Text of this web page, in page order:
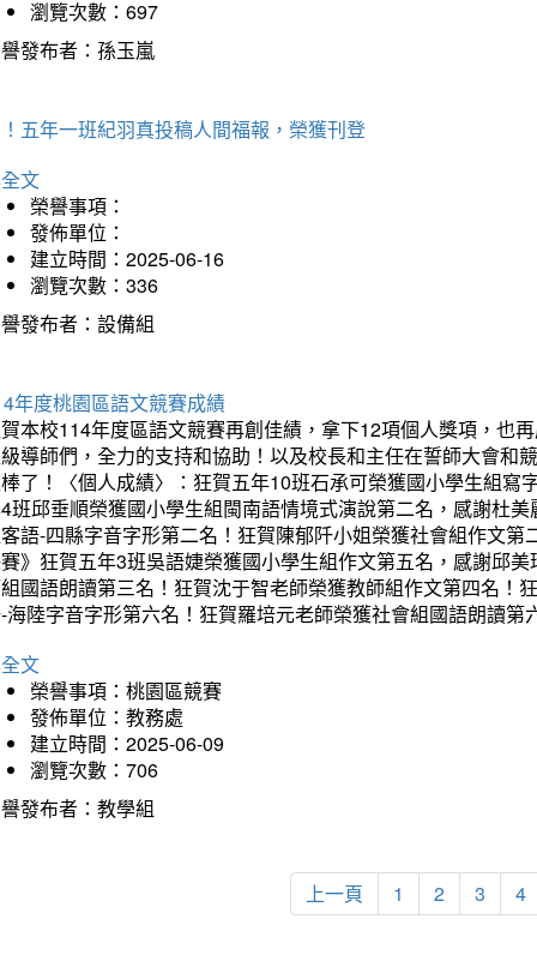
瀏覽次數：697
發布者：孫玉嵐
五年一班紀羽真投稿人間福報，榮獲刊登
文
榮譽事項：
發佈單位：
建立時間：2025-06-16
瀏覽次數：336
發布者：設備組
年度桃園區語文競賽成績
本校114年度區語文競賽再創佳績，拿下12項個人獎項，也
導師們，全力的支持和協助！以及校長和主任在誓師大會和
了！〈個人成績〉：狂賀五年10班石承可榮獲國小學生組
班邱垂順榮獲國小學生組閩南語情境式演說第二名，感謝杜
語-四縣字音字形第二名！狂賀陳郁阡小姐榮獲社會組作文
》狂賀五年3班吳語婕榮獲國小學生組作文第五名，感謝邱
國語朗讀第三名！狂賀沈于智老師榮獲教師組作文第四名！
海陸字音字形第六名！狂賀羅培元老師榮獲社會組國語朗讀
文
榮譽事項：桃園區競賽
發佈單位：教務處
建立時間：2025-06-09
瀏覽次數：706
發布者：教學組
上一頁 1 2 3 4